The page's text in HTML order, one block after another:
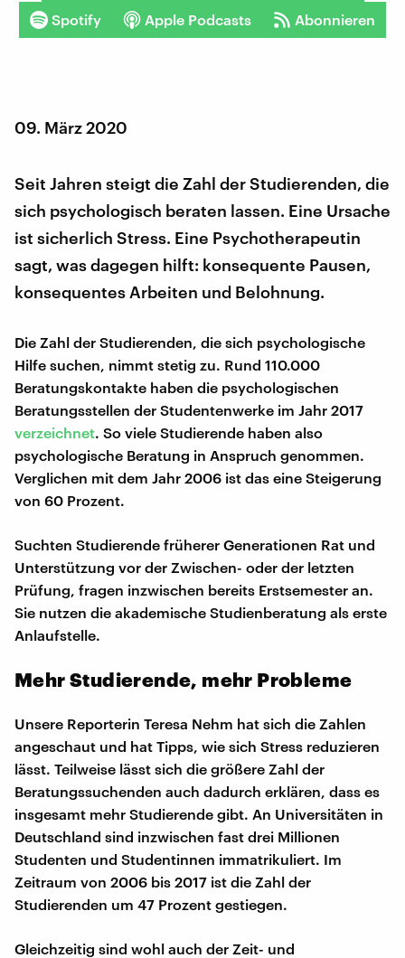
Spotify Apple Podcasts Abonnieren
09. März 2020
Seit Jahren steigt die Zahl der Studierenden, die
sich psychologisch beraten lassen. Eine Ursache
ist sicherlich Stress. Eine Psychotherapeutin
sagt, was dagegen hilft: konsequente Pausen,
konsequentes Arbeiten und Belohnung.
Die Zahl der Studierenden, die sich psychologische
Hilfe suchen, nimmt stetig zu. Rund 110.000
Beratungskontakte haben die psychologischen
Beratungsstellen der Studentenwerke im Jahr 2017
verzeichnet. So viele Studierende haben also
psychologische Beratung in Anspruch genommen.
Verglichen mit dem Jahr 2006 ist das eine Steigerung
von 60 Prozent.
Suchten Studierende früherer Generationen Rat und
Unterstützung vor der Zwischen- oder der letzten
Prüfung, fragen inzwischen bereits Erstsemester an.
Sie nutzen die akademische Studienberatung als erste
Anlaufstelle.
Mehr Studierende, mehr Probleme
Unsere Reporterin Teresa Nehm hat sich die Zahlen
angeschaut und hat Tipps, wie sich Stress reduzieren
lässt. Teilweise lässt sich die größere Zahl der
Beratungssuchenden auch dadurch erklären, dass es
insgesamt mehr Studierende gibt. An Universitäten in
Deutschland sind inzwischen fast drei Millionen
Studenten und Studentinnen immatrikuliert. Im
Zeitraum von 2006 bis 2017 ist die Zahl der
Studierenden um 47 Prozent gestiegen.
Gleichzeitig sind wohl auch der Zeit- und